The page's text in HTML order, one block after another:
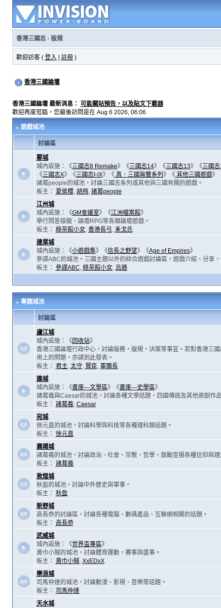
香港三國志· 版規
歡迎訪客 ( 登入 註冊)
香港三國論壇
香港三國論壇 最新消息： 可能關站預告，以及貼文下載器
歡迎再度蒞臨，您最後訪問是在 Aug 6 2026, 06:06
遊戲城池
討論區
鄴城
城內設施：《三國志8 Remake》《三國志14》《三國志13》《三國
《三國志X》《三國志I-IX》《真．三國無雙系列 》《其他三國遊戲》
諸葛people的城池，討論三國志系列或其他與三國有關的遊戲。
板主：
夏侯櫻, 胡飛, 諸葛people
江州城
城內設施：《GM會議室》《江洲檔案館》
舉行問答接龍、論壇RPG等各類論壇遊戲。
板主： 綠茶館小女, 香港長弓, 耒戈氏
建業城
城內設施：《小遊戲集》《信長之野望》《Age of Empires》
參謀ABC的城池。三國主題以外的綜合遊戲討論區，遊戲介紹、分享
板主： 參謀ABC, 綠茶館小女, 呂遜
專題城池
討論區
廬江城
城內設施：《回收站》
香港三國論壇行政中心，討論版務，版規，決策等事宜。若對香港三
用上的問題，亦請到此發表。
板主： 君主, 太守, 賢臣, 軍團長
譙城
城內設施：《書庫---文學區》《書庫---史學區》
諸葛羲與Caesar的城池，討論各種文學話題，四國傳說及其他原創作
板主： 諸葛羲, Caesar
宛城
徐元直的城池，討論科學與科技等各種理科類話題。
板主： 徐元直
襄陽城
諸葛羲的城池，討論政治、社會、宗教、哲學，鼓勵宣揚各種信仰與理
板主： 諸葛羲
敦煌城
秋盈的城池，討論中外歷史與軍事。
板主： 秋盈
新野城
高長恭的討論區，討論各種電腦、數碼產品、互聯網相關的話題。
板主：
高長恭
武威城
城內設施：《世界盃專區》
黃巾小賊的城池，討論體育運動，賽事與盛事。
板主： 黃巾小賊, XxEDxX
樂浪城
司馬仲達的城池，討論動漫、影視、音樂等話題。
板主：
司馬仲達
天水城